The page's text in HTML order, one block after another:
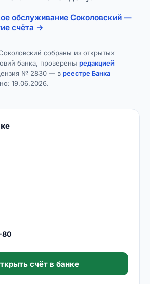
обслуживание Соколовский —
счёта →
собраны из открытых
банка, проверены редакцией
№ 2830 — в реестре Банка
19.06.2026.
80
счёт в банке